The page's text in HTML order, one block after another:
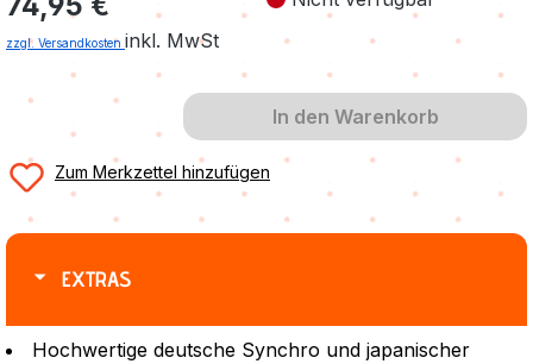
zzgl. Versandkosten inkl. MwSt
In den Warenkorb
Zum Merkzettel hinzufügen
EXTRAS
Hochwertige deutsche Synchro und japanischer